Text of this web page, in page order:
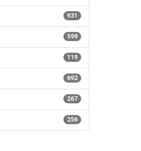
931
599
119
692
267
256